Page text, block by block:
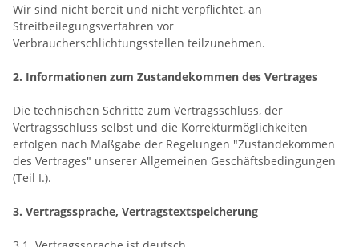
Wir sind nicht bereit und nicht verpflichtet, an
Streitbeilegungsverfahren vor
Verbraucherschlichtungsstellen teilzunehmen.
2. Informationen zum Zustandekommen des Vertrages
Die technischen Schritte zum Vertragsschluss, der
Vertragsschluss selbst und die Korrekturmöglichkeiten
erfolgen nach Maßgabe der Regelungen "Zustandekommen
des Vertrages" unserer Allgemeinen Geschäftsbedingungen
(Teil I.).
3. Vertragssprache, Vertragstextspeicherung